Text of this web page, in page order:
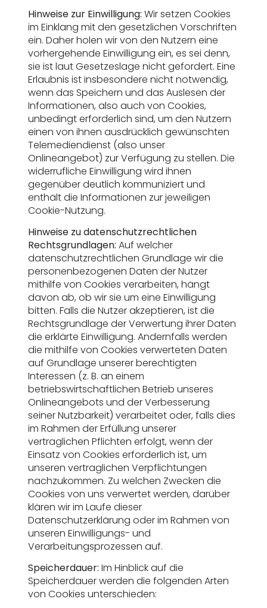
Hinweise zur Einwilligung:Wir setzen Cookies
im Einklang mit den gesetzlichen Vorschriften
ein. Daher holen wir von den Nutzern eine
vorhergehende Einwilligung ein, es sei denn,
sie ist laut Gesetzeslage nicht gefordert. Eine
Erlaubnis ist insbesondere nicht notwendig,
wenn das Speichern und das Auslesen der
Informationen, also auch von Cookies,
unbedingt erforderlich sind, um den Nutzern
einen von ihnen ausdrücklich gewünschten
Telemediendienst (also unser
Onlineangebot) zur Verfügung zu stellen. Die
widerrufliche Einwilligung wird ihnen
gegenüber deutlich kommuniziert und
enthält die Informationen zur jeweiligen
Cookie-Nutzung.
Hinweise zu datenschutzrechtlichen
Rechtsgrundlagen:Auf welcher
datenschutzrechtlichen Grundlage wir die
personenbezogenen Daten der Nutzer
mithilfe von Cookies verarbeiten, hängt
davon ab, ob wir sie um eine Einwilligung
bitten. Falls die Nutzer akzeptieren, ist die
Rechtsgrundlage der Verwertung ihrer Daten
die erklärte Einwilligung. Andernfalls werden
die mithilfe von Cookies verwerteten Daten
auf Grundlage unserer berechtigten
Interessen (z. B. an einem
betriebswirtschaftlichen Betrieb unseres
Onlineangebots und der Verbesserung
seiner Nutzbarkeit) verarbeitet oder, falls dies
im Rahmen der Erfüllung unserer
vertraglichen Pflichten erfolgt, wenn der
Einsatz von Cookies erforderlich ist, um
unseren vertraglichen Verpflichtungen
nachzukommen. Zu welchen Zwecken die
Cookies von uns verwertet werden, darüber
klären wir im Laufe dieser
Datenschutzerklärung oder im Rahmen von
unseren Einwilligungs- und
Verarbeitungsprozessen auf.
Speicherdauer:Im Hinblick auf die
Speicherdauer werden die folgenden Arten
von Cookies unterschieden: